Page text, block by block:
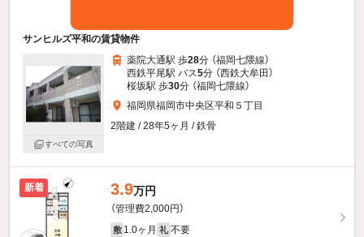
サンヒルズ平和の賃貸物件
すべての写真
薬院大通駅 歩28分 （福岡七隈線）
西鉄平尾駅 バス5分 （西鉄大牟田）
桜坂駅 歩30分 （福岡七隈線）
福岡県福岡市中央区平和５丁目
2階建 / 28年5ヶ月 / 鉄骨
新着 3.9万円
（管理費2,000円）
敷 1.0ヶ月 礼 不要